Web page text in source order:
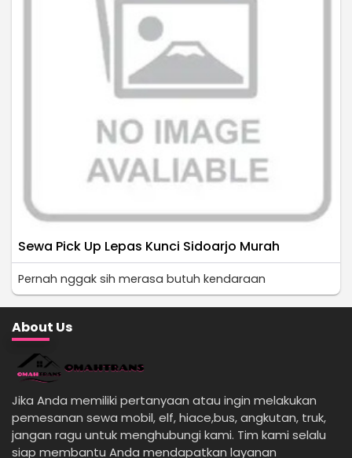
Sewa Pick Up Lepas Kunci Sidoarjo Murah
Pernah nggak sih merasa butuh kendaraan
About Us
Jika Anda memiliki pertanyaan atau ingin melakukan
pemesanan sewa mobil, elf, hiace,bus, angkutan, truk,
jangan ragu untuk menghubungi kami. Tim kami selalu
siap membantu Anda mendapatkan layanan